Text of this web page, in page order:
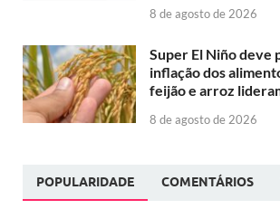
8 de agosto de 2026
Super El Niño deve
inflação dos
feijão e arroz
8 de agosto de 2026
POPULARIDADE COMENTÁRIOS